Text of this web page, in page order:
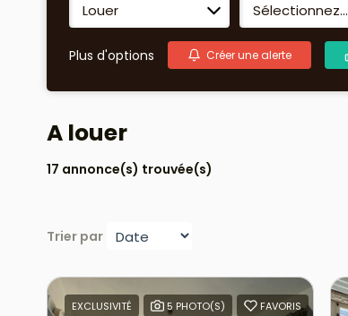
Louer Sélectionnez...
Plus d'options Créer une alerte
A louer
17 annonce(s) trouvée(s)
Trier par
EXCLUSIVITÉ 5 PHOTO(S) FAVORIS